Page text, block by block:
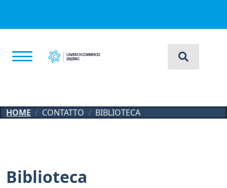
HOME CONTATTO BIBLIOTECA
Biblioteca